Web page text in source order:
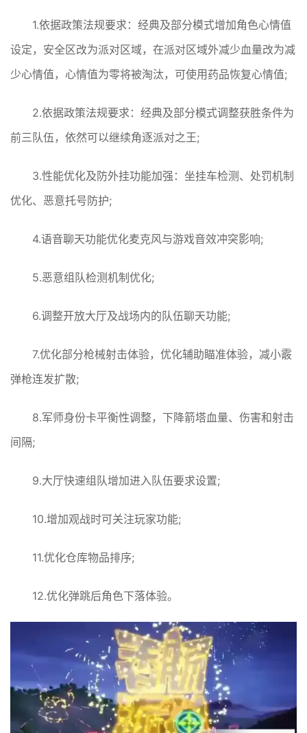
1.依据政策法规要求：经典及部分模式增加角色心情值
设定，安全区改为派对区域，在派对区域外减少血量改为减
少心情值，心情值为零将被淘汰，可使用药品恢复心情值;
2.依据政策法规要求：经典及部分模式调整获胜条件为
前三队伍，依然可以继续角逐派对之王;
3.性能优化及防外挂功能加强：坐挂车检测、处罚机制
优化、恶意托号防护;
4.语音聊天功能优化麦克风与游戏音效冲突影响;
5.恶意组队检测机制优化;
6.调整开放大厅及战场内的队伍聊天功能;
7.优化部分枪械射击体验，优化辅助瞄准体验，减小霰
弹枪连发扩散;
8.军师身份卡平衡性调整，下降箭塔血量、伤害和射击
间隔;
9.大厅快速组队增加进入队伍要求设置;
10.增加观战时可关注玩家功能;
11.优化仓库物品排序;
12.优化弹跳后角色下落体验。